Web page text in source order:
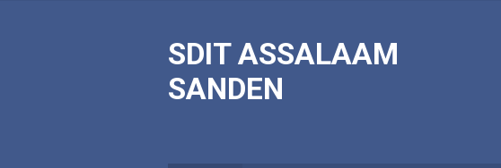
SDIT ASSALAAM
SANDEN